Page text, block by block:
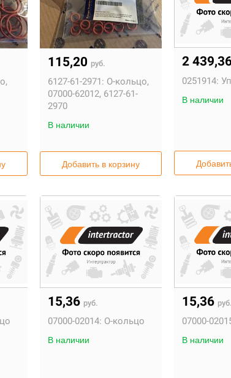
115,20 руб.
6127-61-2971: О-кольцо,
07000-62012, 6127-61-
2970
В наличии
Добавить в корзину
2
0251914:
В наличии
15,36 руб.
07000-02014: О-кольцо
В наличии
15,36 руб.
07000-
В наличии